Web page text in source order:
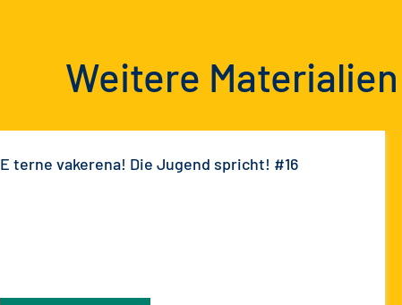
Weitere
E terne vakerena! Die Jugend spricht! #16